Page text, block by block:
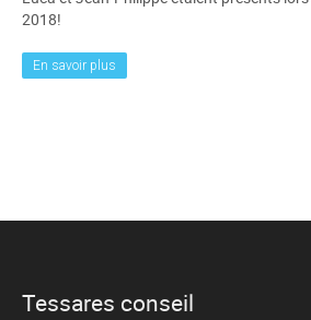
2018!
En savoir plus
Tessares conseil